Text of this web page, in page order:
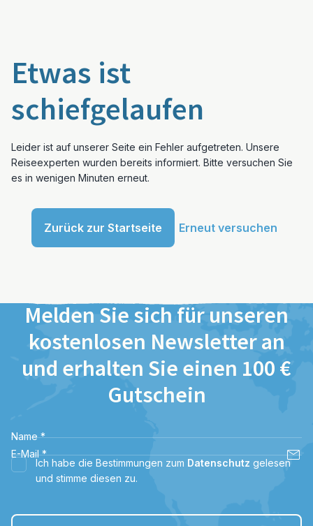
Etwas ist
schiefgelaufen
Leider ist auf unserer Seite ein Fehler aufgetreten. Unsere
Reiseexperten wurden bereits informiert. Bitte versuchen Sie
es in wenigen Minuten erneut.
Zurück zur Startseite Erneut versuchen
Melden Sie sich für unseren
kostenlosen Newsletter an
und erhalten Sie einen 100 €
Gutschein
Name *
E-Mail *
Ich habe die Bestimmungen zum Datenschutz gelesen
und stimme diesen zu.